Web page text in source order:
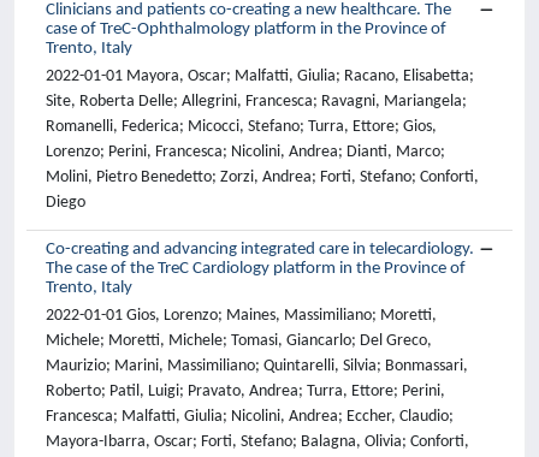
Clinicians and patients co-creating a new healthcare. The
case of TreC-Ophthalmology platform in the Province of
Trento, Italy
2022-01-01 Mayora, Oscar; Malfatti, Giulia; Racano, Elisabetta;
Site, Roberta Delle; Allegrini, Francesca; Ravagni, Mariangela;
Romanelli, Federica; Micocci, Stefano; Turra, Ettore; Gios,
Lorenzo; Perini, Francesca; Nicolini, Andrea; Dianti, Marco;
Molini, Pietro Benedetto; Zorzi, Andrea; Forti, Stefano; Conforti,
Diego
Co-creating and advancing integrated care in telecardiology.
The case of the TreC Cardiology platform in the Province of
Trento, Italy
2022-01-01 Gios, Lorenzo; Maines, Massimiliano; Moretti,
Michele; Moretti, Michele; Tomasi, Giancarlo; Del Greco,
Maurizio; Marini, Massimiliano; Quintarelli, Silvia; Bonmassari,
Roberto; Patil, Luigi; Pravato, Andrea; Turra, Ettore; Perini,
Francesca; Malfatti, Giulia; Nicolini, Andrea; Eccher, Claudio;
Mayora-Ibarra, Oscar; Forti, Stefano; Balagna, Olivia; Conforti,